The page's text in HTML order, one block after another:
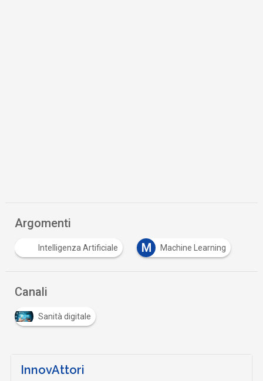
Argomenti
Intelligenza Artificiale M Machine Learning
Canali
Sanità digitale
InnovAttori